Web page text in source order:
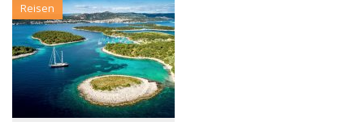
Reisen